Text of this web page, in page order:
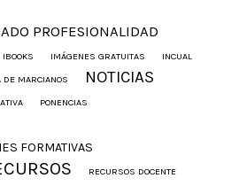
PROFESIONALIDAD
IBOOKS IMÁGENES GRATUITAS
INCUAL
DE MARCIANOS NOTICIAS
PONENCIAS
FORMATIVAS
RECURSOS DOCENTE